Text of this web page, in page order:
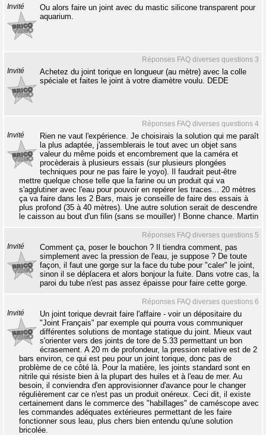
Invité
Ou alors faire un joint avec du mastic silicone transparent pour
aquarium.
Réponses FAQ diverses questions 3
Invité
Achetez du joint torique en longueur (au mètre) avec la colle
spéciale et faites le joint à votre diamètre voulu. DEDE
Réponses FAQ diverses questions 4
Invité
Rien ne vaut l'expérience. Je choisirais la solution qui me paraît
la plus adaptée, j'assemblerais le tout avec un objet sans
valeur du même poids et encombrement que la caméra et
procèderais à plusieurs essais (sur plusieurs plongées
techniques pour ne pas faire le yoyo). Il faudrait peut-être
mettre quelque chose telle que la farine ou un produit qui va
s'agglutiner avec l'eau pour pouvoir en repérer les traces... 20 mètres
ça va faire dans les 2 Bars, mais je conseille de faire des essais à
plus profond (35 à 40 mètres). Une autre solution serait de descendre
le caisson au bout d'un filin (sans se mouiller) ! Bonne chance. Martin
Réponses FAQ diverses questions 5
Invité
Comment ça, poser le bouchon ? Il tiendra comment, pas
simplement avec la pression de l'eau, je suppose ? De toute
façon, il faut une gorge sur la face du tube pour "caler" le joint,
sinon il se déplacera et alors bonjour la fuite. Dans votre cas, la
paroi du tube n'est pas assez épaisse pour faire cette gorge.
Réponses FAQ diverses questions 6
Invité
Un joint torique devrait faire l'affaire - voir un dépositaire du
"Joint Français" par exemple qui pourra vous communiquer
différentes solutions de montage statique du joint. Mieux vaut
s'orienter vers des joints de tore de 5.33 permettant un bon
écrasement. A 20 m de profondeur, la pression relative est de 2
bars environ, ce qui est peu pour un joint torique, donc pas de
problème de ce côté là. Pour la matière, les joints standard sont en
nitrile qui résiste bien à la plupart des huiles et à l'eau de mer. Au
besoin, il conviendra d'en approvisionner d'avance pour le changer
régulièrement car ce n'est pas un produit onéreux. Ceci dit, il existe
certainement dans le commerce des "habillages" de caméscope avec
les commandes adéquates extérieures permettant de les faire
fonctionner sous leau, plus chers bien entendu qu'une solution
bricolée.